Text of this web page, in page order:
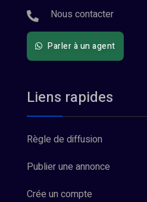
Nous contacter
Parler à un agent
Liens rapides
Règle de diffusion
Publier une annonce
Crée un compte